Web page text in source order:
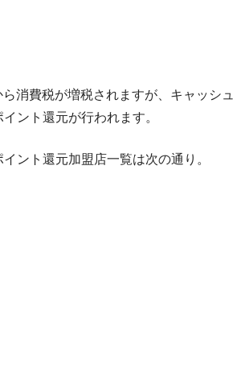
消費税が増税されますが、キャッシュ
ント還元が行われます。
ント還元加盟店一覧は次の通り。